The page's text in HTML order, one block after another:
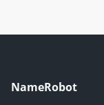
NameRobot